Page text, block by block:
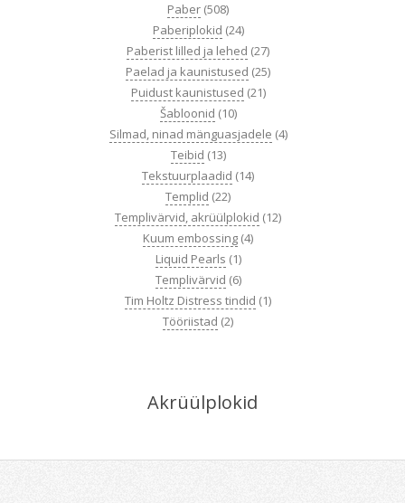
Paber (508)
Paberiplokid (24)
Paberist lilled ja lehed (27)
Paelad ja kaunistused (25)
Puidust kaunistused (21)
Šabloonid (10)
Silmad, ninad mänguasjadele (4)
Teibid (13)
Tekstuurplaadid (14)
Templid (22)
Templivärvid, akrüülplokid (12)
Kuum embossing (4)
Liquid Pearls (1)
Templivärvid (6)
Tim Holtz Distress tindid (1)
Tööriistad (2)
Akrüülplokid